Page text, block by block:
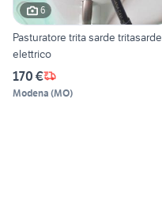
6
Pasturatore trita sarde tritasarde
elettrico
170 €
Modena (MO)